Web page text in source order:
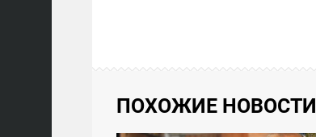
ПОХОЖИЕ НОВОСТИ